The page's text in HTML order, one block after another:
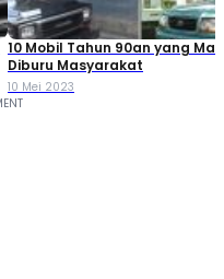
10 Mobil Tahun 90an yang
Diburu Masyarakat
10 Mei 2023